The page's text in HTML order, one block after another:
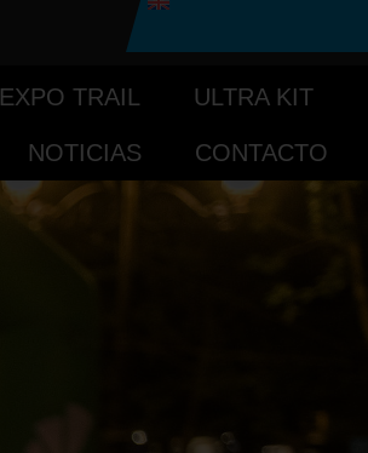
EXPO TRAIL ULTRA KIT
NOTICIAS CONTACTO